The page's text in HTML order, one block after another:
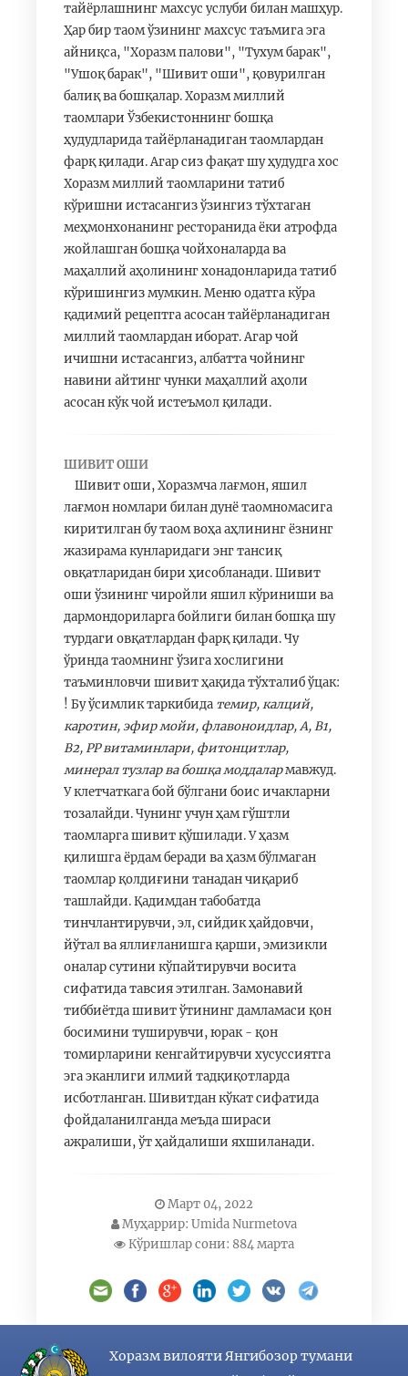
тайёрлашнинг махсус услуби билан машҳур.
Ҳар бир таом ўзининг махсус таъмига эга
айниқса, "Хоразм палови", "Тухум барак",
"Ушоқ барак", "Шивит оши", қовурилган
балиқ ва бошқалар. Хоразм миллий
таомлари Ўзбекистоннинг бошқа
ҳудудларида тайёрланадиган таомлардан
фарқ қилади. Агар сиз фақат шу ҳудудга хос
Хоразм миллий таомларини татиб
кўришни истасангиз ўзингиз тўхтаган
меҳмонхонанинг ресторанида ёки атрофда
жойлашган бошқа чойхоналарда ва
маҳаллий аҳолининг хонадонларида татиб
кўришингиз мумкин. Меню одатга кўра
қадимий рецептга асосан тайёрланадиган
миллий таомлардан иборат. Агар чой
ичишни истасангиз, албатта чойнинг
навини айтинг чунки маҳаллий аҳоли
асосан кўк чой истеъмол қилади.
ШИВИТ ОШИ
Шивит оши, Хоразмча лағмон, яшил
лағмон номлари билан дунё таомномасига
киритилган бу таом воҳа аҳлининг ёзнинг
жазирама кунларидаги энг тансиқ
овқатларидан бири ҳисобланади. Шивит
оши ўзининг чиройли яшил кўриниши ва
дармондориларга бойлиги билан бошқа шу
турдаги овқатлардан фарқ қилади. Чу
ўринда таомнинг ўзига хослигини
таъминловчи шивит ҳақида тўхталиб ўцак:
! Бу ўсимлик таркибида темир, калций,
каротин, эфир мойи, флавоноидлар,А, В1,
В2, РР витаминлари, фитонцитлар,
минерал тузлар ва бошқа моддалармавжуд.
У клетчаткага бой бўлгани боис ичакларни
тозалайди. Чунинг учун ҳам гўштли
таомларга шивит қўшилади. У ҳазм
қилишга ёрдам беради ва ҳазм бўлмаган
таомлар қолдиғини танадан чиқариб
ташлайди. Қадимдан табобатда
тинчлантирувчи, эл, сийдик ҳайдовчи,
йўтал ва яллиғланишга қарши, эмизикли
оналар сутини кўпайтирувчи восита
сифатида тавсия этилган. Замонавий
тиббиётда шивит ўтининг дамламаси қон
босимини туширувчи, юрак - қон
томирларини кенгайтирувчи хусуссиятга
эга эканлиги илмий тадқиқотларда
исботланган. Шивитдан кўкат сифатида
фойдаланилганда меъда шираси
ажралиши, ўт ҳайдалиши яхшиланади.
Март 04, 2022
Муҳаррир: Umida Nurmetova
Кўришлар сони: 884 марта
Хоразм вилояти Янгибозор тумани